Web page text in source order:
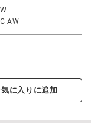
AW
気に入りに追加